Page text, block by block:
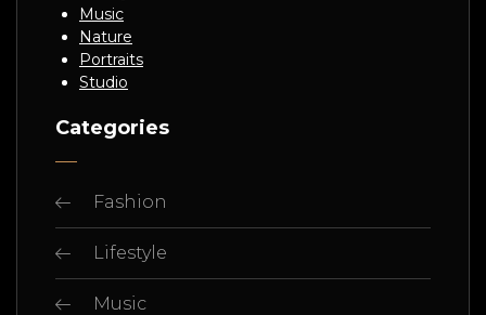
Music
Nature
Portraits
Studio
Categories
Fashion
Lifestyle
Music